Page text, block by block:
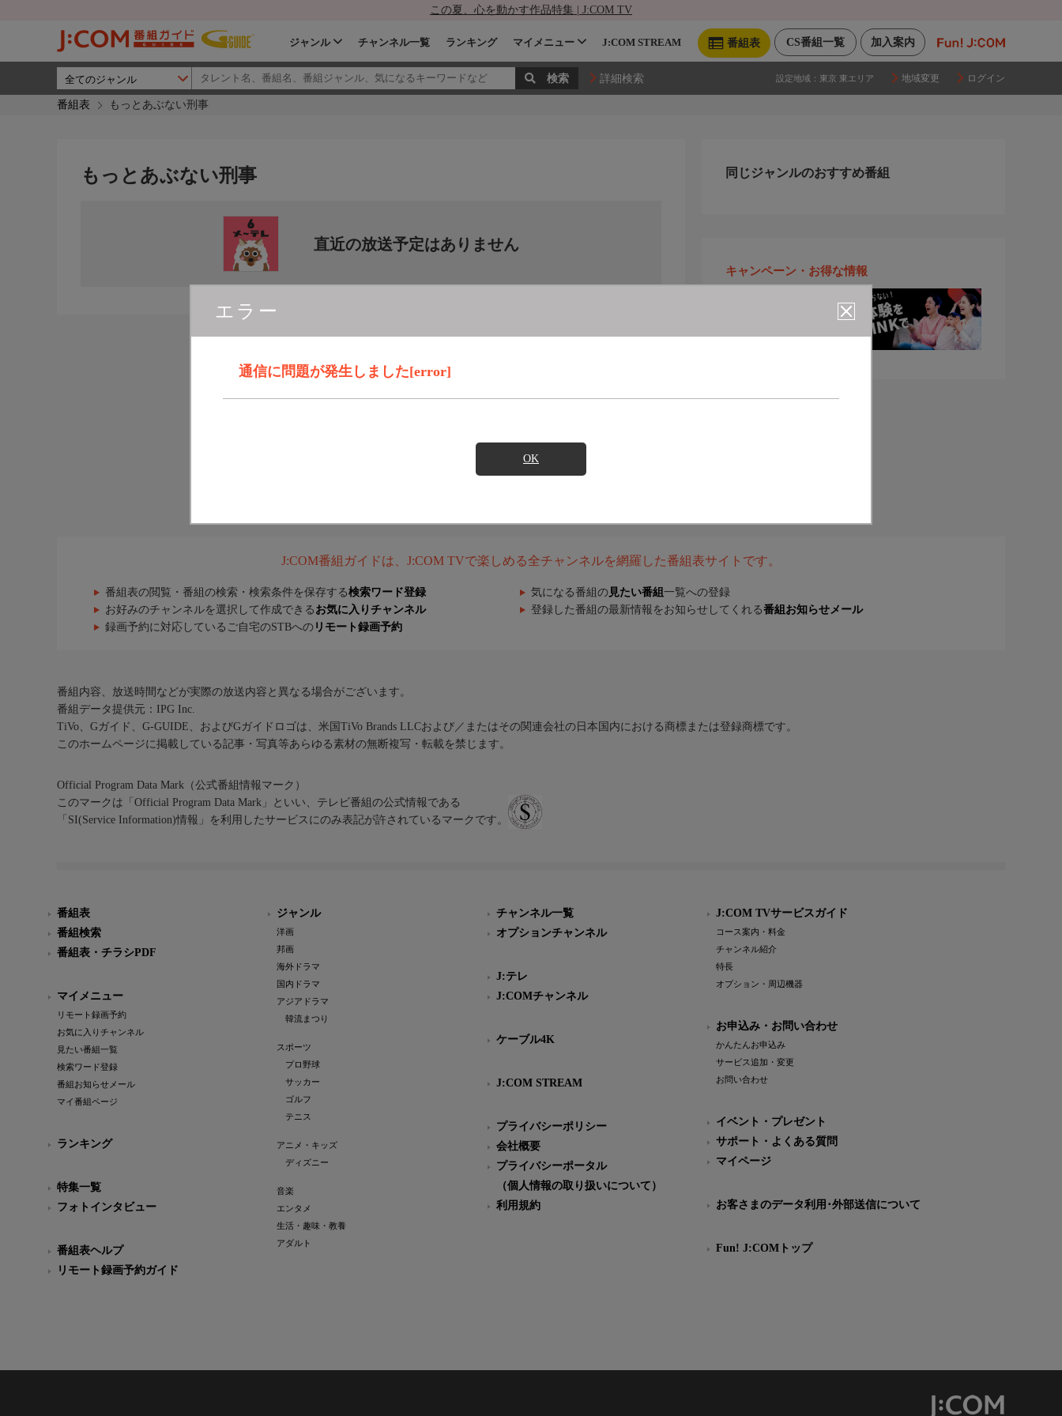
この夏、心を動かす作品特集 | J:COM TV
加入案内
CS番組一覧
番組表
ジャンル チャンネル一覧 ランキング マイメニュー J:COM STREAM
詳細検索 設定地域： 東京 東エリア 地域変更 ログイン
番組表 もっとあぶない刑事
エラー
通信に問題が発生しました[error]
OK
もっとあぶない刑事
直近の放送予定はありません
同じジャンルのおすすめ番組
キャンペーン・お得な情報
J:COM番組ガイドは、J:COM TVで楽しめる全チャンネルを網羅した番組表サイトです。
番組表の閲覧・番組の検索・検索条件を保存する検索ワード登録 気になる番組の 見たい番組 一覧への登録
お好みのチャンネルを選択して作成できる お気に入りチャンネル 登録した番組の最新情報をお知らせしてくれる番組お知らせメール
録画予約に対応しているご自宅のSTBへの リモート録画予約
番組内容、放送時間などが実際の放送内容と異なる場合がございます。
番組データ提供元：IPG Inc.
TiVo、Gガイド、G-GUIDE、およびGガイドロゴは、米国TiVo Brands LLCおよび／またはその関連会社の日本国内における商標または登録商標です。
このホームページに掲載している記事・写真等あらゆる素材の無断複写・転載を禁じます。
Official Program Data Mark（公式番組情報マーク）
このマークは「Official Program Data Mark」といい、テレビ番組の公式情報である
「SI(Service Information)情報」を利用したサービスにのみ表記が許されているマークです。
番組表
番組検索
番組表・チラシPDF
マイメニュー
リモート録画予約
お気に入りチャンネル
見たい番組一覧
検索ワード登録
番組お知らせメール
マイ番組ページ
ランキング
特集一覧
フォトインタビュー
番組表ヘルプ
リモート録画予約ガイド
ジャンル
洋画
邦画
海外ドラマ
国内ドラマ
アジアドラマ
韓流まつり
スポーツ
プロ野球
サッカー
ゴルフ
テニス
アニメ・キッズ
ディズニー
音楽
エンタメ
生活・趣味・教養
アダルト
チャンネル一覧
オプションチャンネル
J:テレ
J:COMチャンネル
ケーブル4K
J:COM STREAM
プライバシーポリシー
会社概要
プライバシーポータル
（個人情報の取り扱いについて）
利用規約
J:COM TVサービスガイド
コース案内・料金
チャンネル紹介
特長
オプション・周辺機器
お申込み・お問い合わせ
かんたんお申込み
サービス追加・変更
お問い合わせ
イベント・プレゼント
サポート・よくある質問
マイページ
お客さまのデータ利用･外部送信について
Fun! J:COMトップ